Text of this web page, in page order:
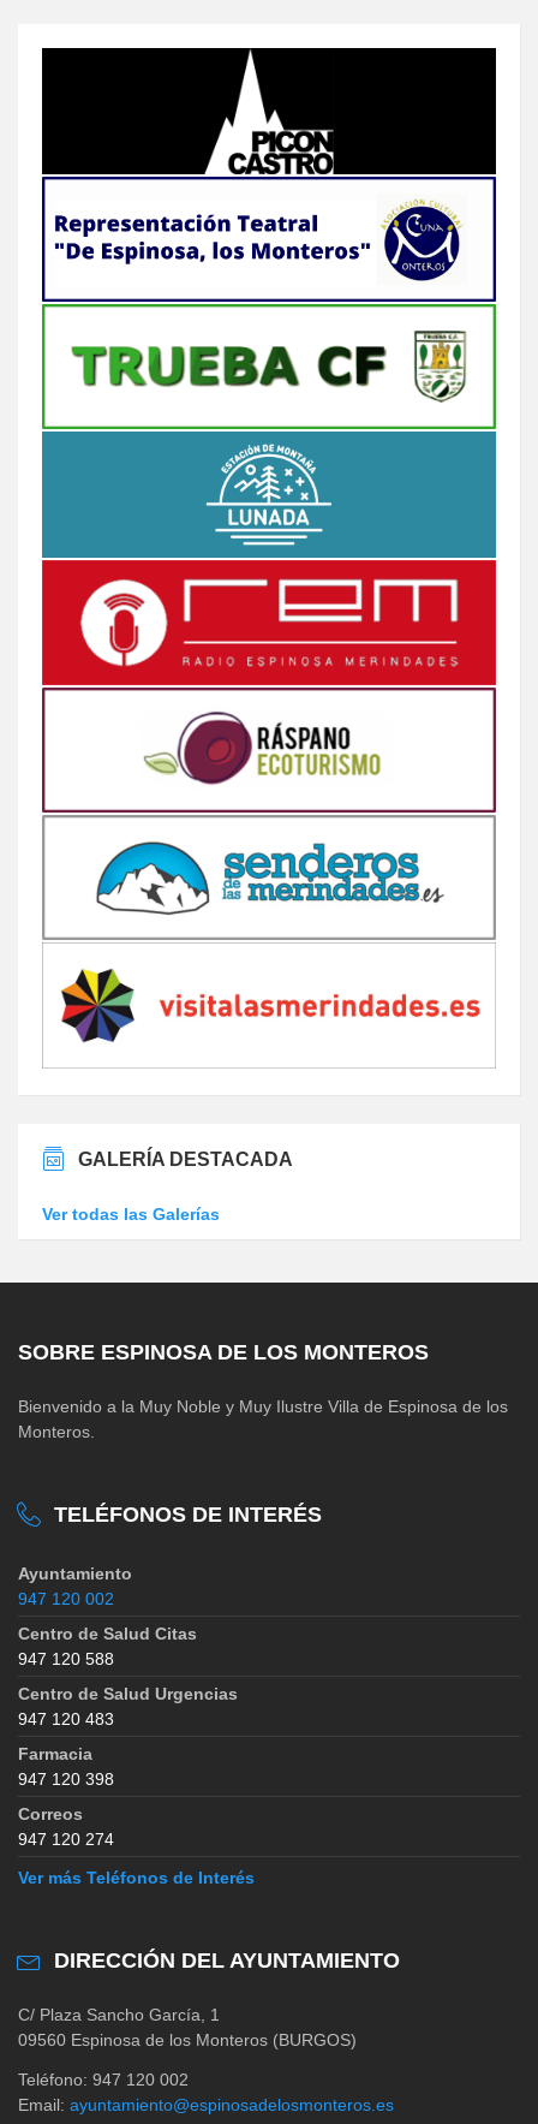
GALERÍA DESTACADA
Ver todas las Galerías
SOBRE ESPINOSA DE LOS MONTEROS
Bienvenido a la Muy Noble y Muy Ilustre Villa de Espinosa de los
Monteros.
TELÉFONOS DE INTERÉS
Ayuntamiento
947 120 002
Centro de Salud Citas
947 120 588
Centro de Salud Urgencias
947 120 483
Farmacia
947 120 398
Correos
947 120 274
Ver más Teléfonos de Interés
DIRECCIÓN DEL AYUNTAMIENTO
C/ Plaza Sancho García, 1
09560 Espinosa de los Monteros (BURGOS)
Teléfono: 947 120 002
Email: ayuntamiento@espinosadelosmonteros.es